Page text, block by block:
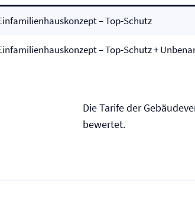
– Top-Schutz
– Top-Schutz +
Die Tarife der
bewertet.